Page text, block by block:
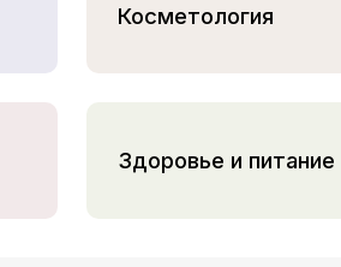
Косметология
Здоровье и питание